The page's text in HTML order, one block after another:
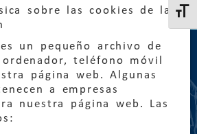
sobre las cookies de la
un pequeño archivo de
teléfono móvil
página web. Algunas
a empresas
nuestra página web. Las